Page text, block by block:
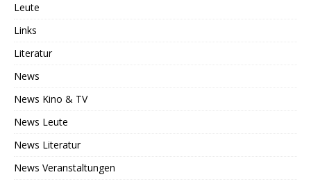
Leute
Links
Literatur
News
News Kino & TV
News Leute
News Literatur
News Veranstaltungen